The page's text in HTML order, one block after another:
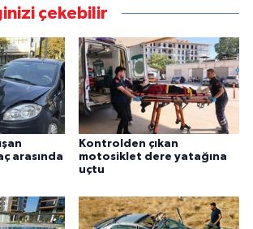
çekebilir
arasında
Kontrolden çıkan
motosiklet dere yatağına
uçtu